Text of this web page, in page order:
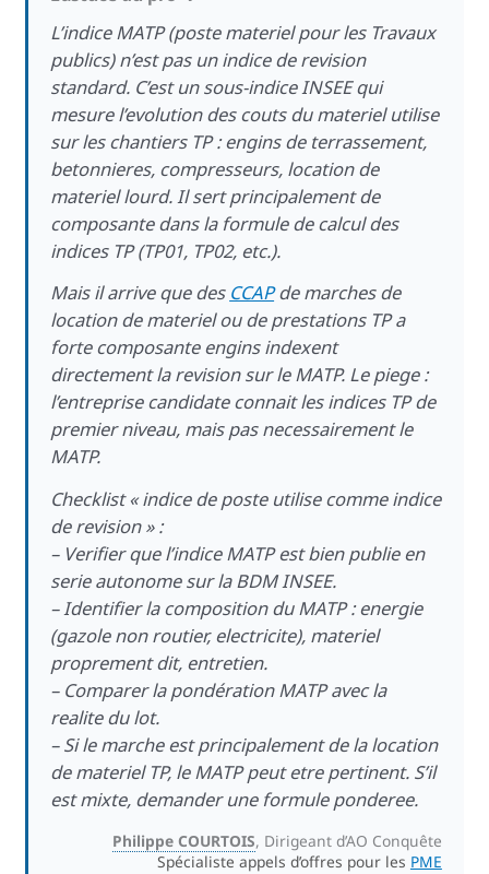
L’indice MATP (poste materiel pour les Travaux
publics) n’est pas un indice de revision
standard. C’est un sous-indice INSEE qui
mesure l’evolution des couts du materiel utilise
sur les chantiers TP : engins de terrassement,
betonnieres, compresseurs, location de
materiel lourd. Il sert principalement de
composante dans la formule de calcul des
indices TP (TP01, TP02, etc.).
Mais il arrive que des CCAPde marches de
location de materiel ou de prestations TP a
forte composante engins indexent
directement la revision sur le MATP. Le piege :
l’entreprise candidate connait les indices TP de
premier niveau, mais pas necessairement le
MATP.
Checklist « indice de poste utilise comme indice
de revision » :
– Verifier que l’indice MATP est bien publie en
serie autonome sur la BDM INSEE.
– Identifier la composition du MATP : energie
(gazole non routier, electricite), materiel
proprement dit, entretien.
– Comparer la pondération MATP avec la
realite du lot.
– Si le marche est principalement de la location
de materiel TP, le MATP peut etre pertinent. S’il
est mixte, demander une formule ponderee.
Philippe COURTOIS, Dirigeant d’AO Conquête
Spécialiste appels d’offres pour les PME